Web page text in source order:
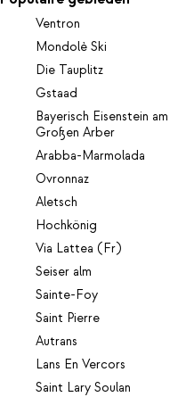
Ventron
Mondolè Ski
Die Tauplitz
Gstaad
Bayerisch Eisenstein am
Großen Arber
Arabba-Marmolada
Ovronnaz
Aletsch
Hochkönig
Via Lattea (Fr)
Seiser alm
Sainte-Foy
Saint Pierre
Autrans
Lans En Vercors
Saint Lary Soulan